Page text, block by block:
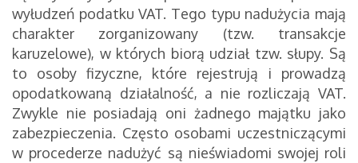
wyłudzeń podatku VAT. Tego typu nadużycia mają
charakter zorganizowany (tzw. transakcje
karuzelowe), w których biorą udział tzw. słupy. Są
to osoby fizyczne, które rejestrują i prowadzą
opodatkowaną działalność, a nie rozliczają VAT.
Zwykle nie posiadają oni żadnego majątku jako
zabezpieczenia. Często osobami uczestniczącymi
w procederze nadużyć są nieświadomi swojej roli